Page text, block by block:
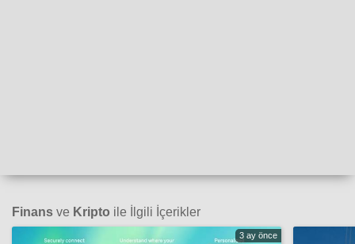
Finans ve Kripto ile İlgili İçerikler
3 ay önce